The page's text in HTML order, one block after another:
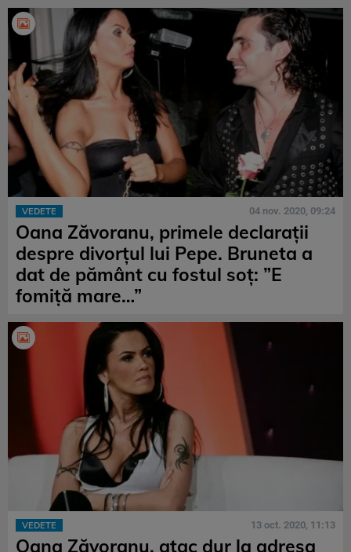
VEDETE 04 nov. 2020, 09:24
Oana Zăvoranu, primele declarații
despre divorțul lui Pepe. Bruneta a
dat de pământ cu fostul soț: ”E
fomiță mare…”
VEDETE 13 oct. 2020, 11:13
Oana Zăvoranu, atac dur la adresa